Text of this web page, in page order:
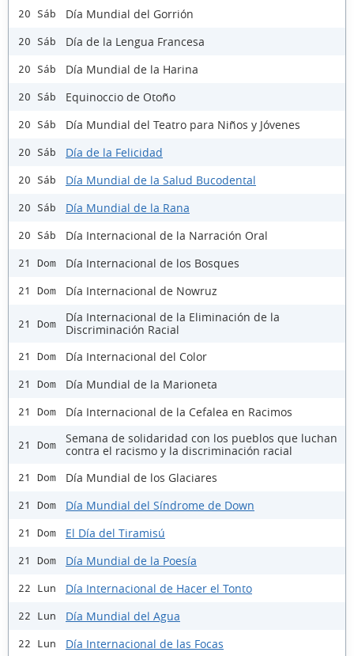
20 Sáb Día Mundial del Gorrión
20 Sáb Día de la Lengua Francesa
20 Sáb Día Mundial de la Harina
20 Sáb Equinoccio de Otoño
20 Sáb Día Mundial del Teatro para Niños y Jóvenes
20 Sáb Día de la Felicidad
20 Sáb Día Mundial de la Salud Bucodental
20 Sáb Día Mundial de la Rana
20 Sáb Día Internacional de la Narración Oral
21 Dom Día Internacional de los Bosques
21 Dom Día Internacional de Nowruz
21 Dom
Día Internacional de la Eliminación de la
Discriminación Racial
21 Dom Día Internacional del Color
21 Dom Día Mundial de la Marioneta
21 Dom Día Internacional de la Cefalea en Racimos
21 Dom
Semana de solidaridad con los pueblos que luchan
contra el racismo y la discriminación racial
21 Dom Día Mundial de los Glaciares
21 Dom Día Mundial del Síndrome de Down
21 Dom El Día del Tiramisú
21 Dom Día Mundial de la Poesía
22 Lun Día Internacional de Hacer el Tonto
22 Lun Día Mundial del Agua
22 Lun Día Internacional de las Focas